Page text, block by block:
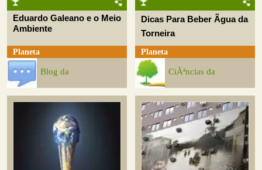
Eduardo Galeano e o Meio
Ambiente
Planeta
Blog da
Dicas Para Beber Ãgua da
Torneira
Planeta
CiÃªncias da